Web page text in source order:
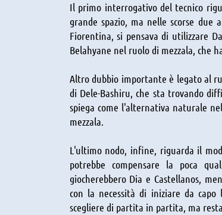
Il primo interrogativo del tecnico
grande spazio, ma nelle scorse
Fiorentina, si pensava di utilizzare
Belahyane nel ruolo di mezzala, che
Altro dubbio importante è legato al
di Dele-Bashiru, che sta trovando
spiega come l'alternativa naturale
mezzala.
L'ultimo nodo, infine, riguarda il
potrebbe compensare la poca
giocherebbero Dia e Castellanos,
con la necessità di iniziare da
scegliere di partita in partita, ma